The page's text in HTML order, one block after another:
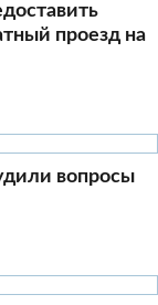
проезд на
вопросы